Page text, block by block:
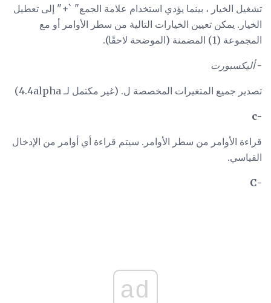
تشغيل الخيار ، بينما يؤدي استخدام علامة الجمع" `+" إلى تعطيل
الخيار. يمكن تعيين الخيارات التالية من سطر الأوامر أو مع
المجموعة (1) المضمنة (الموضحة لاحقًا).
- أليكسبورت
تصدير جميع المتغيرات المخصصة ل. (غير مكتمل لـ 4.4alpha)
-c
قراءة الأوامر من سطر الأوامر. سيتم قراءة أي أوامر من الإدخال
القياسي.
-C
ad